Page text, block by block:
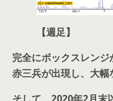
【週足】
完全にボックスレンジ
赤三兵が出現し、大幅